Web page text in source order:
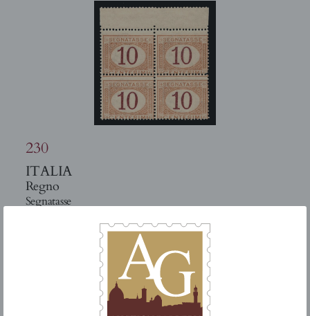
230
ITALIA
Regno
Segnatasse
orizzontale spostata in alto (e sul bordo) - gomma [..]